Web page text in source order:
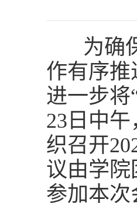
为确保
作有序
进一步将
23日中
织召开
议由学
参加本次